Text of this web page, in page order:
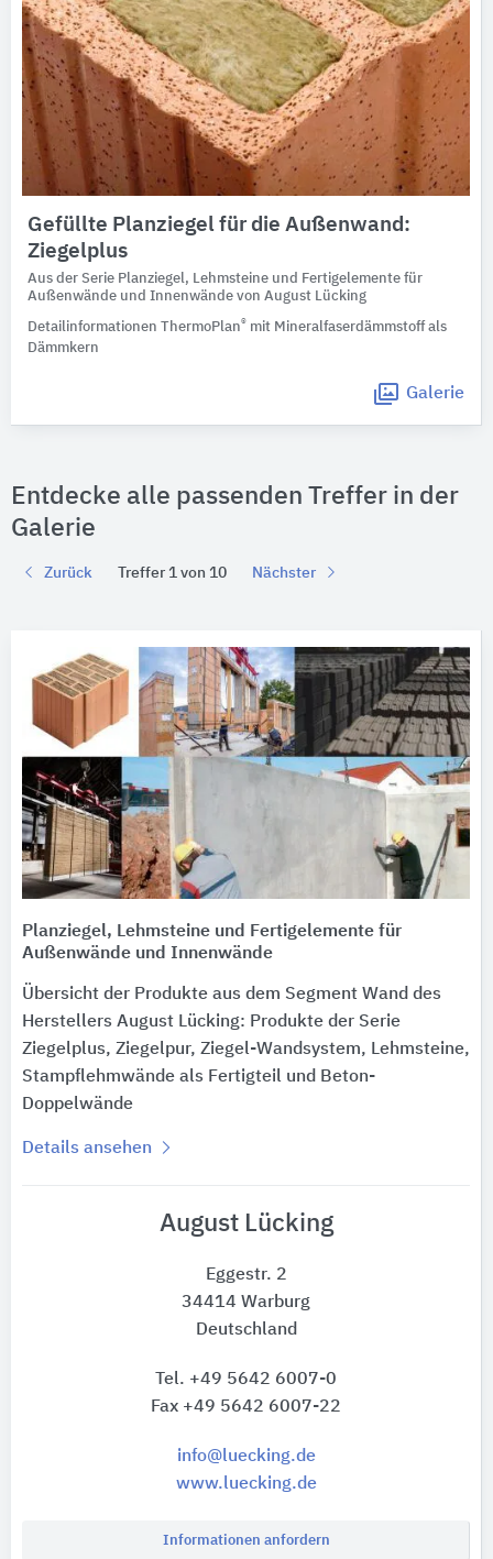
Gefüllte Planziegel für die Außenwand:
Ziegelplus
Aus der Serie Planziegel, Lehmsteine und Fertigelemente für
Außenwände und Innenwände von August Lücking
Detailinformationen ThermoPlan® mit Mineralfaserdämmstoff als
Dämmkern
Galerie
Entdecke alle passenden Treffer in der
Galerie
Zurück Treffer 1 von 10 Nächster
Planziegel, Lehmsteine und Fertigelemente für
Außenwände und Innenwände
Übersicht der Produkte aus dem Segment Wand des
Herstellers August Lücking: Produkte der Serie
Ziegelplus, Ziegelpur, Ziegel-Wandsystem, Lehmsteine,
Stampflehmwände als Fertigteil und Beton-
Doppelwände
Details ansehen
August Lücking
Eggestr. 2
34414 Warburg
Deutschland
Tel. +49 5642 6007-0
Fax +49 5642 6007-22
info@luecking.de
www.luecking.de
Informationen anfordern